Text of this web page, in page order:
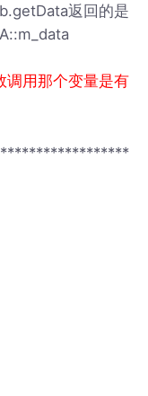
返回的是
调用那个变量是有